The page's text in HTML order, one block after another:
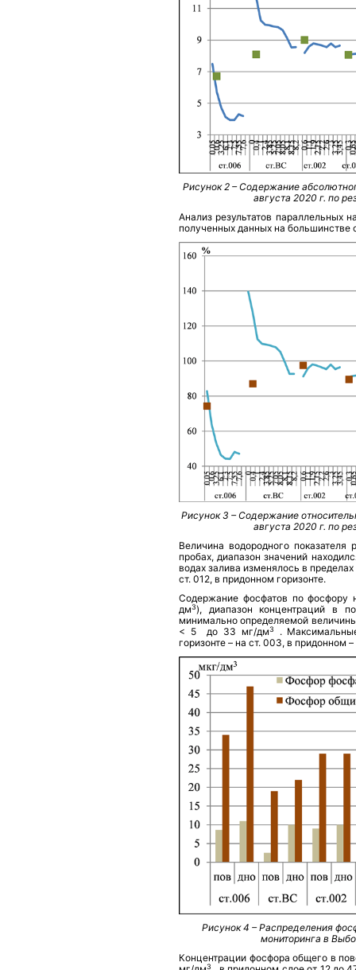
Рисунок 2 – Содержание
августа 2020 г. по
Анализ результатов параллельных
полученных данных на большинстве
Рисунок 3 – Содержание
августа 2020 г. по
Величина водородного
пробах, диапазон значений
водах залива изменялось в
ст. 012, в придонном горизонте.
Содержание фосфатов по
дм3), диапазон концентраций в
минимально определяемой
< 5
до 33 мг/дм3
.
горизонте – на ст. 003, в придонном
Рисунок 4 – Распределения
мониторинга в
Концентрации фосфора общего в
3